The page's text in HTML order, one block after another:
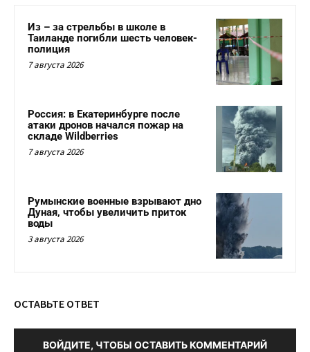
Из – за стрельбы в школе в
Таиланде погибли шесть человек-
полиция
7 августа 2026
Россия: в Екатеринбурге после
атаки дронов начался пожар на
складе Wildberries
7 августа 2026
Румынские военные взрывают дно
Дуная, чтобы увеличить приток
воды
3 августа 2026
ОСТАВЬТЕ ОТВЕТ
ВОЙДИТЕ, ЧТОБЫ ОСТАВИТЬ КОММЕНТАРИЙ